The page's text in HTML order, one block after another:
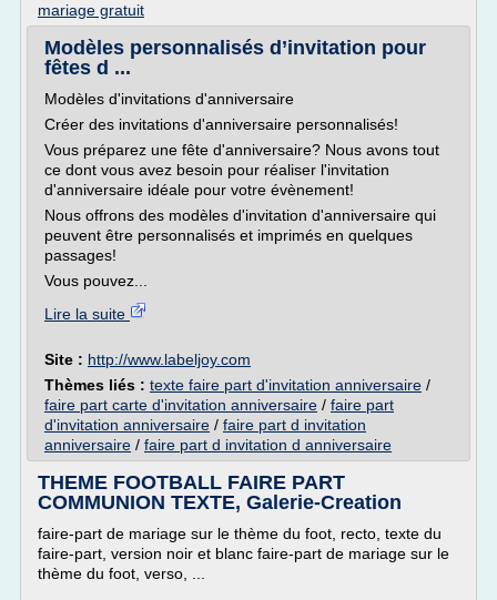
mariage gratuit
Modèles personnalisés d’invitation pour
fêtes d ...
Modèles d'invitations d'anniversaire
Créer des invitations d'anniversaire personnalisés!
Vous préparez une fête d'anniversaire? Nous avons tout
ce dont vous avez besoin pour réaliser l'invitation
d'anniversaire idéale pour votre évènement!
Nous offrons des modèles d'invitation d'anniversaire qui
peuvent être personnalisés et imprimés en quelques
passages!
Vous pouvez...
Lire la suite
Site : http://www.labeljoy.com
Thèmes liés : texte faire part d'invitation anniversaire /
faire part carte d'invitation anniversaire / faire part
d'invitation anniversaire / faire part d invitation
anniversaire / faire part d invitation d anniversaire
THEME FOOTBALL FAIRE PART
COMMUNION TEXTE, Galerie-Creation
faire-part de mariage sur le thème du foot, recto, texte du
faire-part, version noir et blanc faire-part de mariage sur le
thème du foot, verso, ...